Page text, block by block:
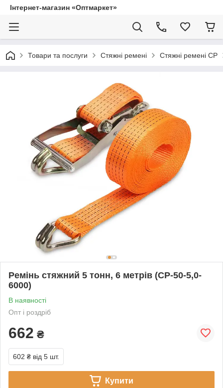
Інтернет-магазин «Оптмаркет»
Товари та послуги Стяжні ремені Стяжні ремені СР
Ремінь стяжний 5 тонн, 6 метрів (СР-50-5,0-
6000)
В наявності
Опт і роздріб
662 ₴
602 ₴ від 5 шт.
Купити